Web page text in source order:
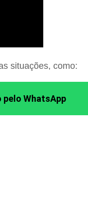
situações, como:
WhatsApp